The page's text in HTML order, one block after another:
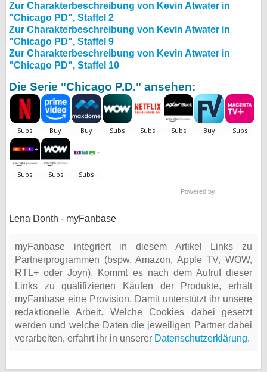
Zur Charakterbeschreibung von Kevin Atwater in
"Chicago PD", Staffel 2
Zur Charakterbeschreibung von Kevin Atwater in
"Chicago PD", Staffel 9
Zur Charakterbeschreibung von Kevin Atwater in
"Chicago PD", Staffel 10
Die Serie "Chicago P.D." ansehen:
Powered by
Lena Donth - myFanbase
myFanbase integriert in diesem Artikel Links zu
Partnerprogrammen (bspw. Amazon, Apple TV, WOW,
RTL+ oder Joyn). Kommt es nach dem Aufruf dieser
Links zu qualifizierten Käufen der Produkte, erhält
myFanbase eine Provision. Damit unterstützt ihr unsere
redaktionelle Arbeit. Welche Cookies dabei gesetzt
werden und welche Daten die jeweiligen Partner dabei
verarbeiten, erfahrt ihr in unserer Datenschutzerklärung.